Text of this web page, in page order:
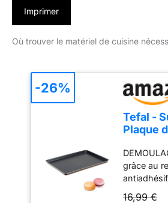
Imprimer
Où trouver le matériel de cuisine
Tefal -
Plaque
grâce au
16,99 €
-26%